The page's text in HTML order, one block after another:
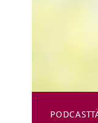
PODCAST